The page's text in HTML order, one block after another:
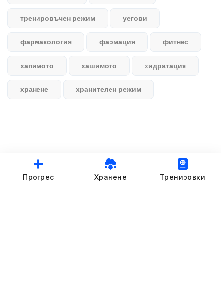
тренировъчен режим уегови
фармакология фармация фитнес
хапимото хашимото хидратация
хранене хранителен режим
© StankovFit Progress App | 2025
Прогрес Хранене Тренировки